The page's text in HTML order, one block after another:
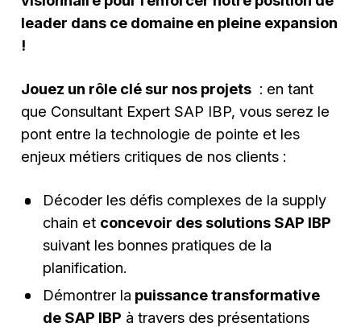
leader dans ce domaine en pleine expansion
!
Jouez un rôle clé sur nos projets : en tant
que Consultant Expert SAP IBP, vous serez le
pont entre la technologie de pointe et les
enjeux métiers critiques de nos clients :
Décoder les défis complexes de la supply
chain et concevoir des solutions SAP IBP
suivant les bonnes pratiques de la
planification.
Démontrer la puissance transformative
de SAP IBP à travers des présentations